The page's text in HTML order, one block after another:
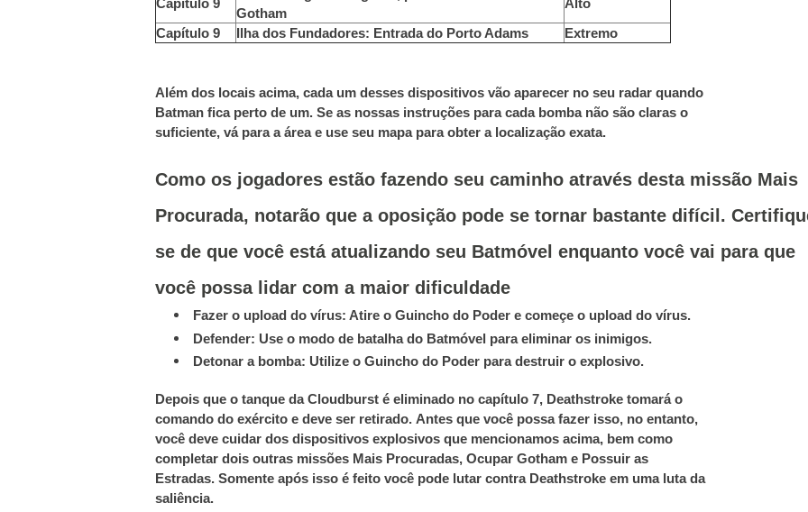
Capítulo 9
Gotham
Alto
Capítulo 9
Ilha dos Fundadores: Entrada do Porto Adams Extremo
Além dos locais acima, cada um desses dispositivos vão aparecer no seu radar quando
Batman fica perto de um. Se as nossas instruções para cada bomba não são claras o
suficiente, vá para a área e use seu mapa para obter a localização exata.
Como os jogadores estão fazendo seu caminho através desta missão Mais
Procurada, notarão que a oposição pode se tornar bastante difícil.
se de que você está atualizando seu Batmóvel enquanto você vai para que
você possa lidar com a maior dificuldade
Fazer o upload do vírus: Atire o Guincho do Poder e começe o upload do vírus.
Defender: Use o modo de batalha do Batmóvel para eliminar os inimigos.
Detonar a bomba: Utilize o Guincho do Poder para destruir o explosivo.
Depois que o tanque da Cloudburst é eliminado no capítulo 7, Deathstroke tomará o
comando do exército e deve ser retirado. Antes que você possa fazer isso, no entanto,
você deve cuidar dos dispositivos explosivos que mencionamos acima, bem como
completar dois outras missões Mais Procuradas, Ocupar Gotham e Possuir as
Estradas. Somente após isso é feito você pode lutar contra Deathstroke em uma luta da
saliência.